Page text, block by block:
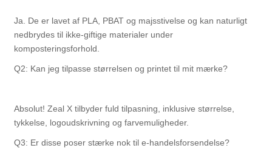
Ja. De er lavet af PLA, PBAT og majsstivelse og kan naturligt
nedbrydes til ikke-giftige materialer under
komposteringsforhold.
Q2: Kan jeg tilpasse størrelsen og printet til mit mærke?
Absolut! Zeal X tilbyder fuld tilpasning, inklusive størrelse,
tykkelse, logoudskrivning og farvemuligheder.
Q3: Er disse poser stærke nok til e-handelsforsendelse?